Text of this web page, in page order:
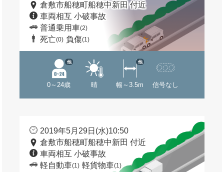
倉敷市船穂町船穂中新田 付近
車両相互 小破事故
普通乗用車(2)
死亡(0) 負傷(1)
0～24歳
他
晴 幅～3.5m
他
信号なし
2019年5月29日(水)10:50
倉敷市船穂町船穂中新田 付近
車両相互 小破事故
軽自動車(1) 軽貨物車(1)